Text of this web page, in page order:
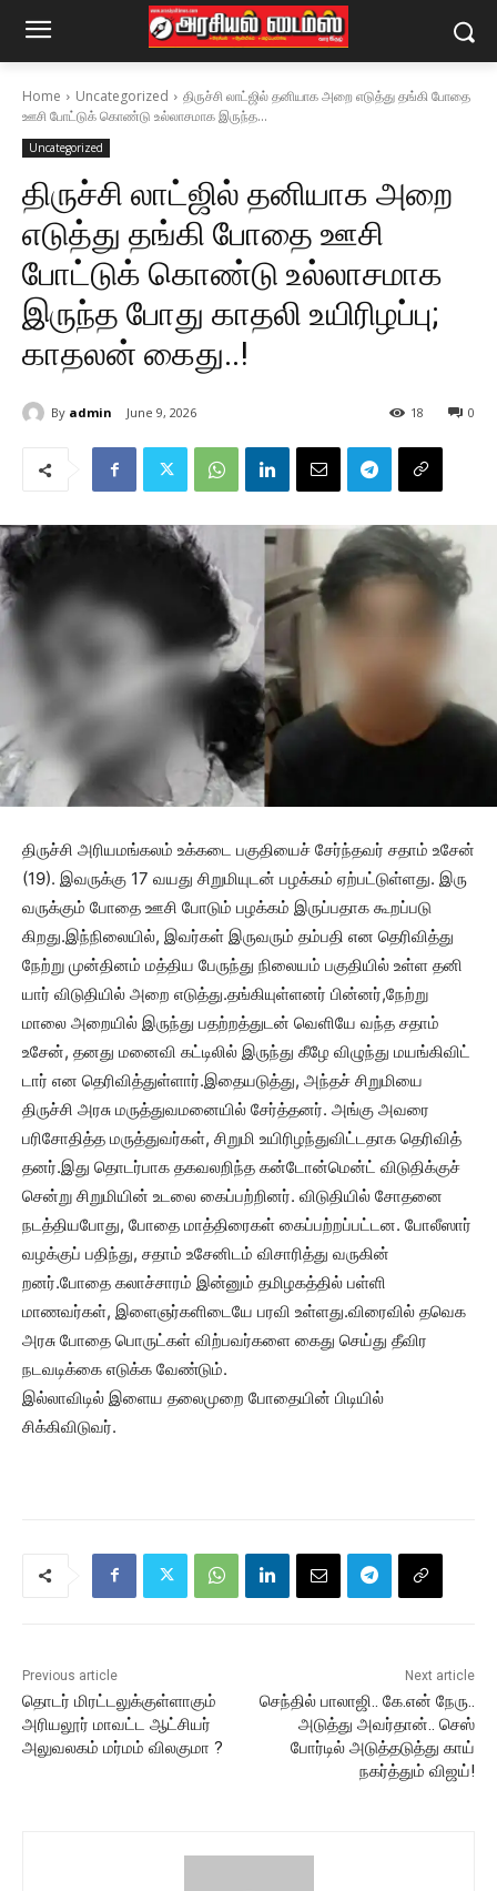
Home Uncategorized
திருச்சி லாட்ஜில் தனியாக அறை எடுத்து தங்கி போதை
ஊசி போட்டுக் கொண்டு உல்லாசமாக இருந்த...
Uncategorized
திருச்சி லாட்ஜில் தனியாக அறை
எடுத்து தங்கி போதை ஊசி
போட்டுக் கொண்டு உல்லாசமாக
இருந்த போது காதலி உயிரிழப்பு;
காதலன் கைது..!
By admin June 9, 2026 0
18
திருச்சி அரியமங்​கலம் உக்​கடை பகு​தி​யைச் சேர்ந்​தவர் சதாம் உசேன்
(19). இவருக்​கு 17 வயது சிறுமி​யுடன் பழக்​கம் ஏற்​பட்​டுள்​ளது. இரு​
வருக்கும் போதை ஊசி போடும் பழக்​கம் இருப்பதாக கூறப்​படு​
கிறது.இந்​நிலை​யில், இவர்​கள் இரு​வரும் தம்பதி என தெரி​வித்து
நேற்று முன்தினம் மத்​திய பேருந்து நிலை​யம் பகு​தி​யில் உள்ள தனி​
யார் விடு​தியில் அறை எடுத்து.தங்​கி​யுள்ளனர் பின்​னர்,நேற்று
மாலை அறை​யில் இருந்து பதற்​றத்​துடன் வெளியே வந்த சதாம்
உசேன், தனது மனைவி கட்​டிலில் இருந்து கீழே விழுந்து மயங்​கி​விட்​
டார் என தெரி​வித்​துள்​ளார்.இதையடுத்​து, அந்​தச் சிறுமியை
திருச்சி அரசு மருத்​து​வ​மனையில் சேர்த்தனர். அங்கு அவரை
பரிசோ​தித்த மருத்​து​வர்​கள், சிறுமி உயிரிழந்​து​விட்​டதாக தெரி​வித்​
தனர்.இது தொடர்பாக தகவலறிந்த கன்​டோன்​மென்ட் விடுதிக்குச்
சென்று சிறுமியின் உடலை கைப்​பற்றினர். விடு​தியில் சோதனை
நடத்​தி​ய​போது, போதை மாத்​திரைகள் கைப்​பற்​றப்​பட்​டன. போலீ​ஸார்
வழக்​குப் பதிந்து, சதாம் உசேனிடம் விசாரித்து வரு​கின்​
றனர்.போதை கலாச்சாரம் இன்னும் தமிழகத்தில் பள்ளி
மாணவர்கள், இளைஞர்களிடையே பரவி உள்ளது.விரைவில் தவெக
அரசு போதை பொருட்கள் விற்பவர்களை கைது செய்து தீவிர
நடவடிக்கை எடுக்க வேண்டும்.
இல்லாவிடில் இளைய தலைமுறை போதையின் பிடியில்
சிக்கிவிடுவர்.
Previous article
தொடர் மிரட்டலுக்குள்ளாகும்
அரியலூர் மாவட்ட ஆட்சியர்
அலுவலகம் மர்மம் விலகுமா ?
Next article
செந்தில் பாலாஜி.. கே.என் நேரு..
அடுத்து அவர்தான்.. செஸ்
போர்டில் அடுத்தடுத்து காய்
நகர்த்தும் விஜய்!